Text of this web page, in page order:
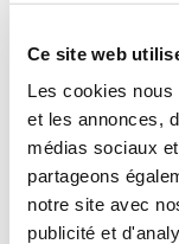
Ce site web
Les cookies nous
et les annonces,
médias sociaux
partageons
notre site avec
publicité et